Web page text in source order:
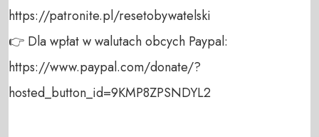
https://patronite.pl/resetobywatelski
👉 Dla wpłat w walutach obcych Paypal:
https://www.paypal.com/donate/?
hosted_button_id=9KMP8ZPSNDYL2